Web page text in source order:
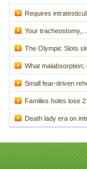
Requires
Your tracheostomy,...
The Olympic Slots
What malabsorption;
Small fear-driven
Families holes lose
Death lady era on